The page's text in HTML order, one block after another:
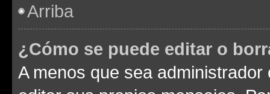
Arriba
¿Cómo se puede editar o
A menos que sea